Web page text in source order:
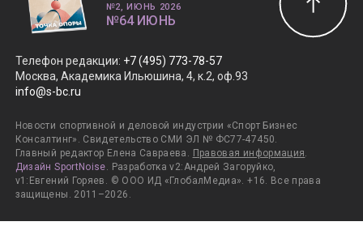
Телефон редакции: +7 (495) 773-78-57
Москва, Академика Ильюшина, 4, к.2, оф.93
info@s-bc.ru
Новости спортивной и деловой индустрии «Спорт Бизнес
Консалтинг». Свидетельство СМИ ЭЛ № ФС77-47450.
Главный редактор Елена Савраева. Правовая информация.
Дизайн SportNoise. Разработка v2:Андрей Загоруйко,
v1:Евгений Горяев. © ООО ИД «ГлобалМедиа». +16. Все права
защищены. 2011–2026.
№2, ИЮНЬ 2026
№64 ИЮНЬ